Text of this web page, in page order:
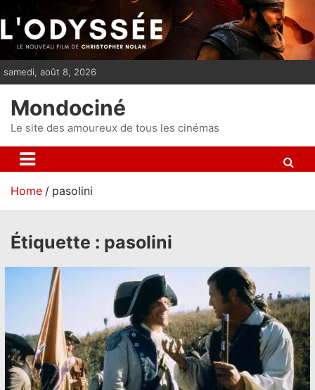
i
p
n
t
samedi, août 8, 2026
Mondociné
Le site des amoureux de tous les cinémas
Home pasolini
Étiquette : pasolini